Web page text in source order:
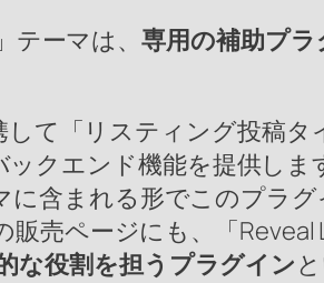
テーマは、専用の補助プラ
して「リスティング投稿
クエンド機能を提供しま
に含まれる形でこのプラ
売ページにも、「
な役割を担うプラグイン